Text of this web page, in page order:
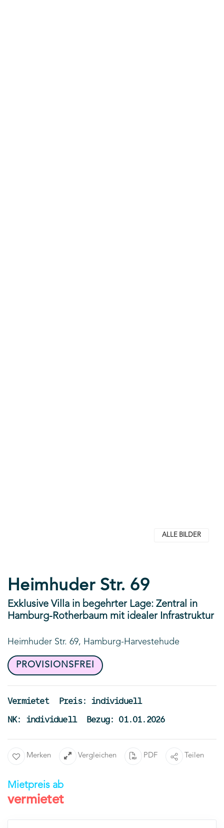
ALLE BILDER
Heimhuder Str. 69
Exklusive Villa in begehrter Lage: Zentral in
Hamburg-Rotherbaum mit idealer Infrastruktur
Heimhuder Str. 69, Hamburg-Harvestehude
PROVISIONSFREI
Vermietet
Preis: individuell
NK: individuell
Bezug: 01.01.2026
Merken Vergleichen PDF Teilen
Mietpreis ab
vermietet